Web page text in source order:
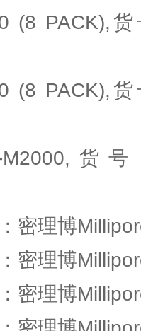
(8 PACK),
(8 PACK),
M2000,货
密理博
密理博
密理博